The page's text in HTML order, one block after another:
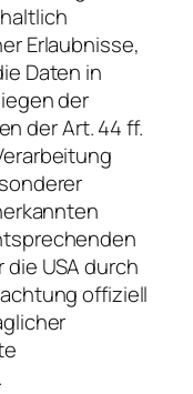
Erlaubnisse,
Daten in
der
der Art. 44 ff.
USA durch
offiziell